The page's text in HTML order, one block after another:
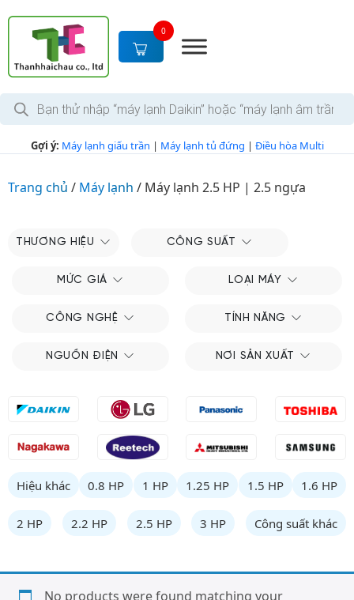
c
0
T
m
i Gợi ý: Máy lạnh giấu trần | Máy lạnh tủ đứng | Điều hòa Multi
Trang chủ / Máy lạnh / Máy lạnh 2.5 HP | 2.5 ngựa
THƯƠNG HIỆU CÔNG SUẤT
MỨC GIÁ LOẠI MÁY
CÔNG NGHỆ TÍNH NĂNG
NGUỒN ĐIỆN NƠI SẢN XUẤT
Hiệu khác 0.8 HP 1 HP 1.25 HP 1.5 HP 1.6 HP
2 HP 2.2 HP 2.5 HP 3 HP Công suất khác
No products were found matching your